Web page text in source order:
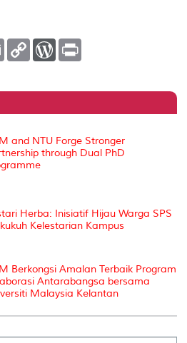
E
m
l
C
L
n
W
P
e
s
t
and NTU Forge Stronger
through Dual PhD
Herba: Inisiatif Hijau Warga SPS
Kelestarian Kampus
Berkongsi Amalan Terbaik Program
Antarabangsa bersama
Malaysia Kelantan